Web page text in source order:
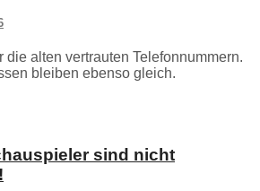
die alten vertrauten Telefonnummern.
bleiben ebenso gleich.
sind nicht